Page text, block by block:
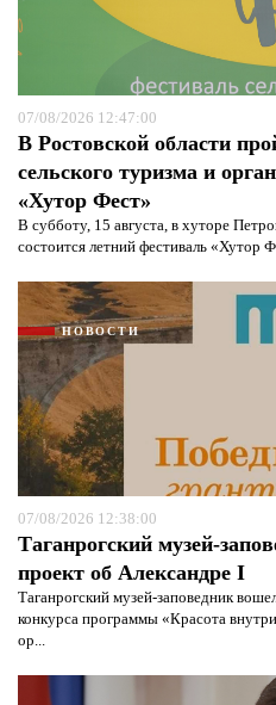
07/08/2026 12:47:00
В Ростовской области
сельского туризма и
«Хутор Фест»
В субботу, 15 августа, в хуторе
состоится летний фестиваль «Хутор
НОВОСТИ
07/08/2026 12:38:00
Таганрогский музей-
проект об Александре I
Таганрогский музей-заповедник
конкурса программы «Красота
ор...
Я согласен сполитикой
Я согласен сполитикой
защиты информации*